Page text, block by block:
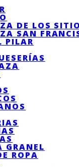
DE LOS
SAN
PILAR
GRANEL
ROPA